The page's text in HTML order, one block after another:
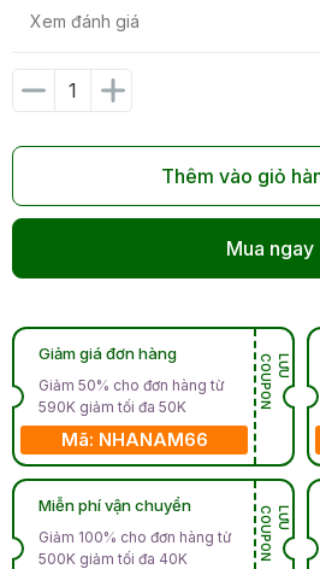
Xem đánh giá
Thêm vào giỏ
Mua ngay
Giảm giá đơn hàng
Giảm 50% cho đơn hàng từ
590K giảm tối đa 50K
Mã: NHANAM66
L
Ư
U
C
O
U
P
O
N
Miễn phí vận chuyển
Giảm 100% cho đơn hàng từ
500K giảm tối đa 40K
L
Ư
U
C
O
U
P
O
N